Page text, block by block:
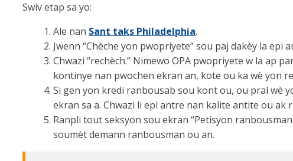
Swiv etap sa yo:
Ale nan Sant taks Philadelphia.
Jwenn “Chèche yon pwopriyete” sou paj dakèy la epi
Chwazi “rechèch.” Nimewo OPA pwopriyete w la ap
kontinye nan pwochen ekran an, kote ou ka wè yon
Si gen yon kredi ranbousab sou kont ou, ou pral wè
ekran sa a. Chwazi li epi antre nan kalite antite ou ak
Ranpli tout seksyon sou ekran “Petisyon
soumèt demann ranbousman ou an.